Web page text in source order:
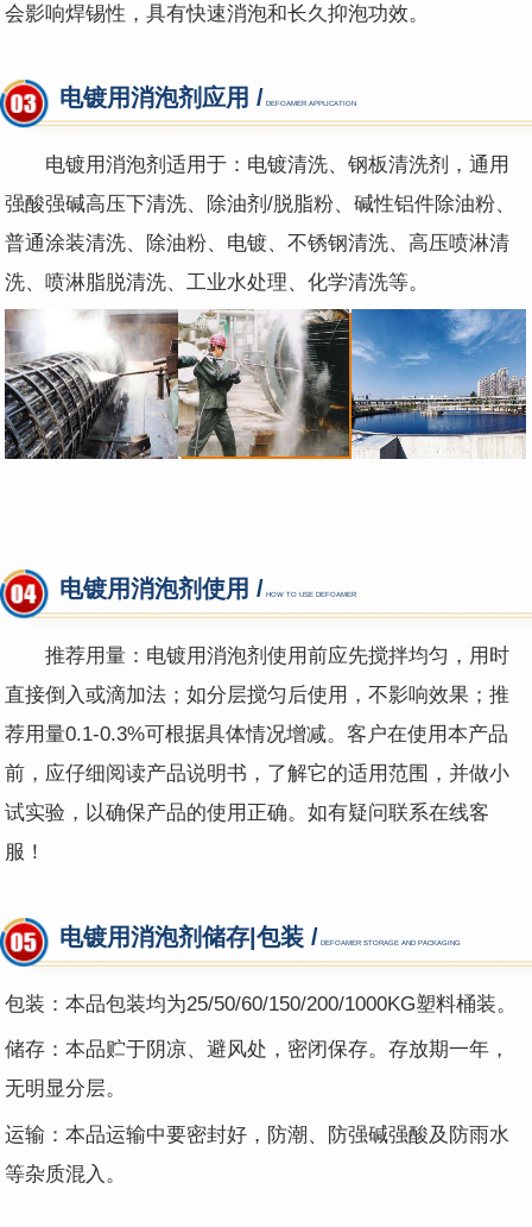
会影响焊锡性，具有快速消泡和长久抑泡功效。
电镀用消泡剂应用 / DEFOAMER APPLICATION
电镀用消泡剂适用于：电镀清洗、钢板清洗剂，通用
强酸强碱高压下清洗、除油剂/脱脂粉、碱性铝件除油粉、
普通涂装清洗、除油粉、电镀、不锈钢清洗、高压喷淋清
洗、喷淋脂脱清洗、工业水处理、化学清洗等。
电镀用消泡剂使用 / HOW TO USE DEFOAMER
推荐用量：电镀用消泡剂使用前应先搅拌均匀，用时
直接倒入或滴加法；如分层搅匀后使用，不影响效果；推
荐用量0.1-0.3%可根据具体情况增减。客户在使用本产品
前，应仔细阅读产品说明书，了解它的适用范围，并做小
试实验，以确保产品的使用正确。如有疑问联系在线客
服！
电镀用消泡剂储存|包装 / DEFOAMER STORAGE AND PACKAGING
包装：本品包装均为25/50/60/150/200/1000KG塑料桶装。
储存：本品贮于阴凉、避风处，密闭保存。存放期一年，
无明显分层。
运输：本品运输中要密封好，防潮、防强碱强酸及防雨水
等杂质混入。